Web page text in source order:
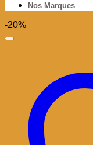
Nos Marques
-20%